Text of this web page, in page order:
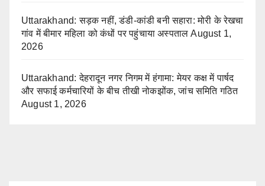
Uttarakhand: सड़क नहीं, डंडी-कांडी बनी सहारा: मोरी के रेखचा
गांव में बीमार महिला को कंधों पर पहुंचाया अस्पताल August 1,
2026
Uttarakhand: देहरादून नगर निगम में हंगामा: मेयर कक्ष में पार्षद
और सफाई कर्मचारियों के बीच तीखी नोकझोंक, जांच समिति गठित
August 1, 2026